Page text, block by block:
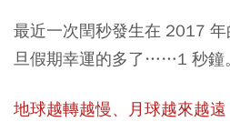
最近一次閏秒發生在 2017
旦假期幸運的多了……1 秒鐘。
地球越轉越慢、月球越來越遠